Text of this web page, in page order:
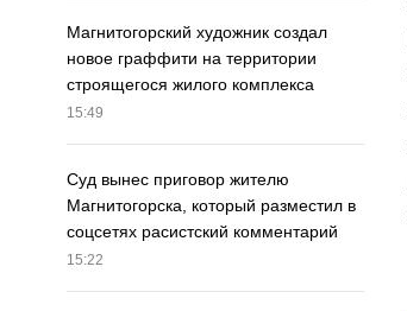
Магнитогорский художник создал
новое граффити на территории
строящегося жилого комплекса
15:49
Суд вынес приговор жителю
Магнитогорска, который разместил в
соцсетях расистский комментарий
15:22